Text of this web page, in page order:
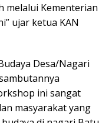
melalui Kementerian
ujar ketua KAN
Desa/Nagari
ini sangat
masyarakat yang